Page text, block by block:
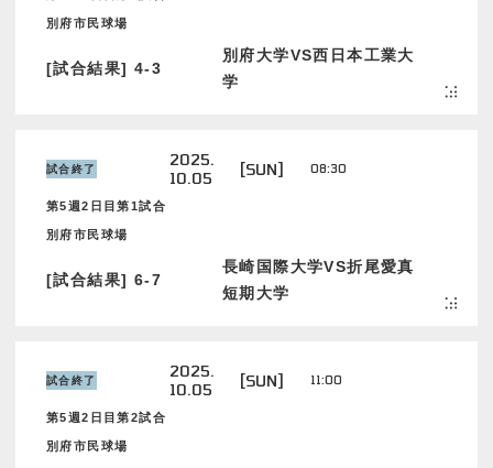
別府市民球場
[試合結果] 4-3
別府大学VS西日本工業大
学
試合終了
2025.
10.05
[SUN] 08:30
第5週2日目第1試合
別府市民球場
[試合結果] 6-7
長崎国際大学VS折尾愛真
短期大学
試合終了
2025.
10.05
[SUN] 11:00
第5週2日目第2試合
別府市民球場